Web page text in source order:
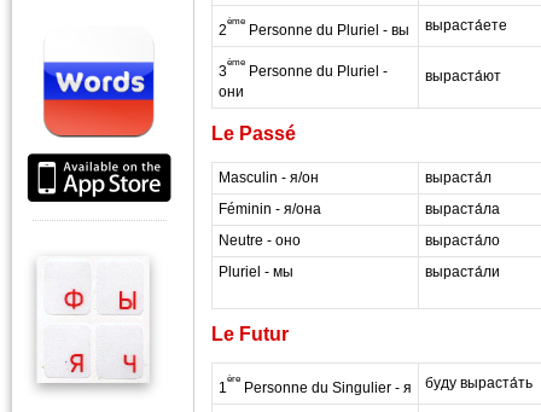
2
ème
Personne du Pluriel - вы выраста́ете
3
ème
Personne du Pluriel -
они
выраста́ют
Le Passé
Masculin - я/он
выраста́л
Féminin - я/она
выраста́ла
Neutre - оно
выраста́ло
Pluriel - мы
выраста́ли
Le Futur
1
ère
Personne du Singulier - я буду выраста́ть